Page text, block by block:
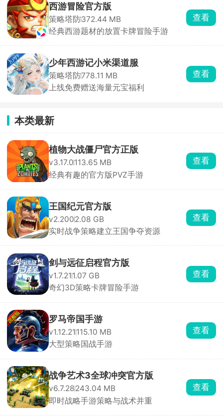
西游冒险官方版
策略塔防372.44 MB
经典西游题材的放置卡牌冒险手游
查看
少年西游记小米渠道服
策略塔防778.11 MB
上线免费赠送海量元宝福利
查看
本类最新
植物大战僵尸官方正版
v3.17.0113.65 MB
经典有趣的官方版PVZ手游
查看
王国纪元官方版
v2.2002.08 GB
实时战争策略建立王国争夺资源
查看
剑与远征启程官方版
v1.7.21 1.07 GB
奇幻3D策略卡牌冒险手游
查看
罗马帝国手游
v1.12.21 115.10 MB
大型策略国战手游
查看
战争艺术3全球冲突官方版
v6.7.28243.04 MB
即时战略手游策略与战术并重
查看